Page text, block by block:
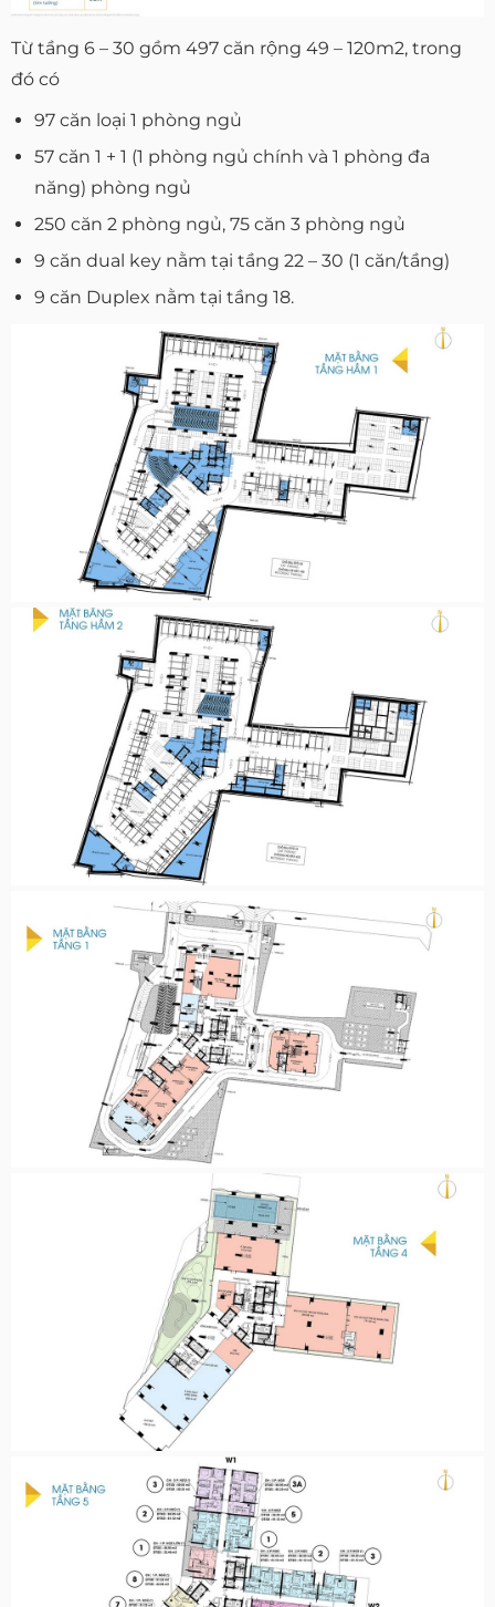
Từ tầng 6 – 30 gồm 497 căn rộng 49 – 120m2, trong
đó có
97 căn loại 1 phòng ngủ
57 căn 1 + 1 (1 phòng ngủ chính và 1 phòng đa
năng) phòng ngủ
250 căn 2 phòng ngủ, 75 căn 3 phòng ngủ
9 căn dual key nằm tại tầng 22 – 30 (1 căn/tầng)
9 căn Duplex nằm tại tầng 18.